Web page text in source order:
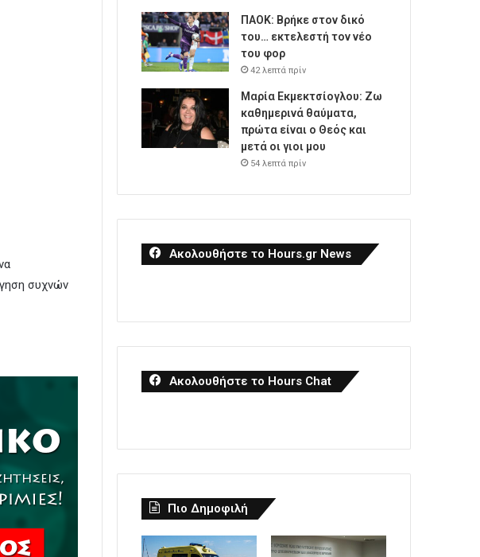
συχνών
ΠΑΟΚ: Βρήκε στον δικό
του… εκτελεστή τον νέο
του φορ
42 λεπτά πρίν
Μαρία Εκμεκτσίογλου: Ζω
καθημερινά θαύματα,
πρώτα είναι ο Θεός και
μετά οι γιοι μου
54 λεπτά πρίν
Ακολουθήστε το Hours.gr News
Ακολουθήστε το Hours Chat
Πιο Δημοφιλή